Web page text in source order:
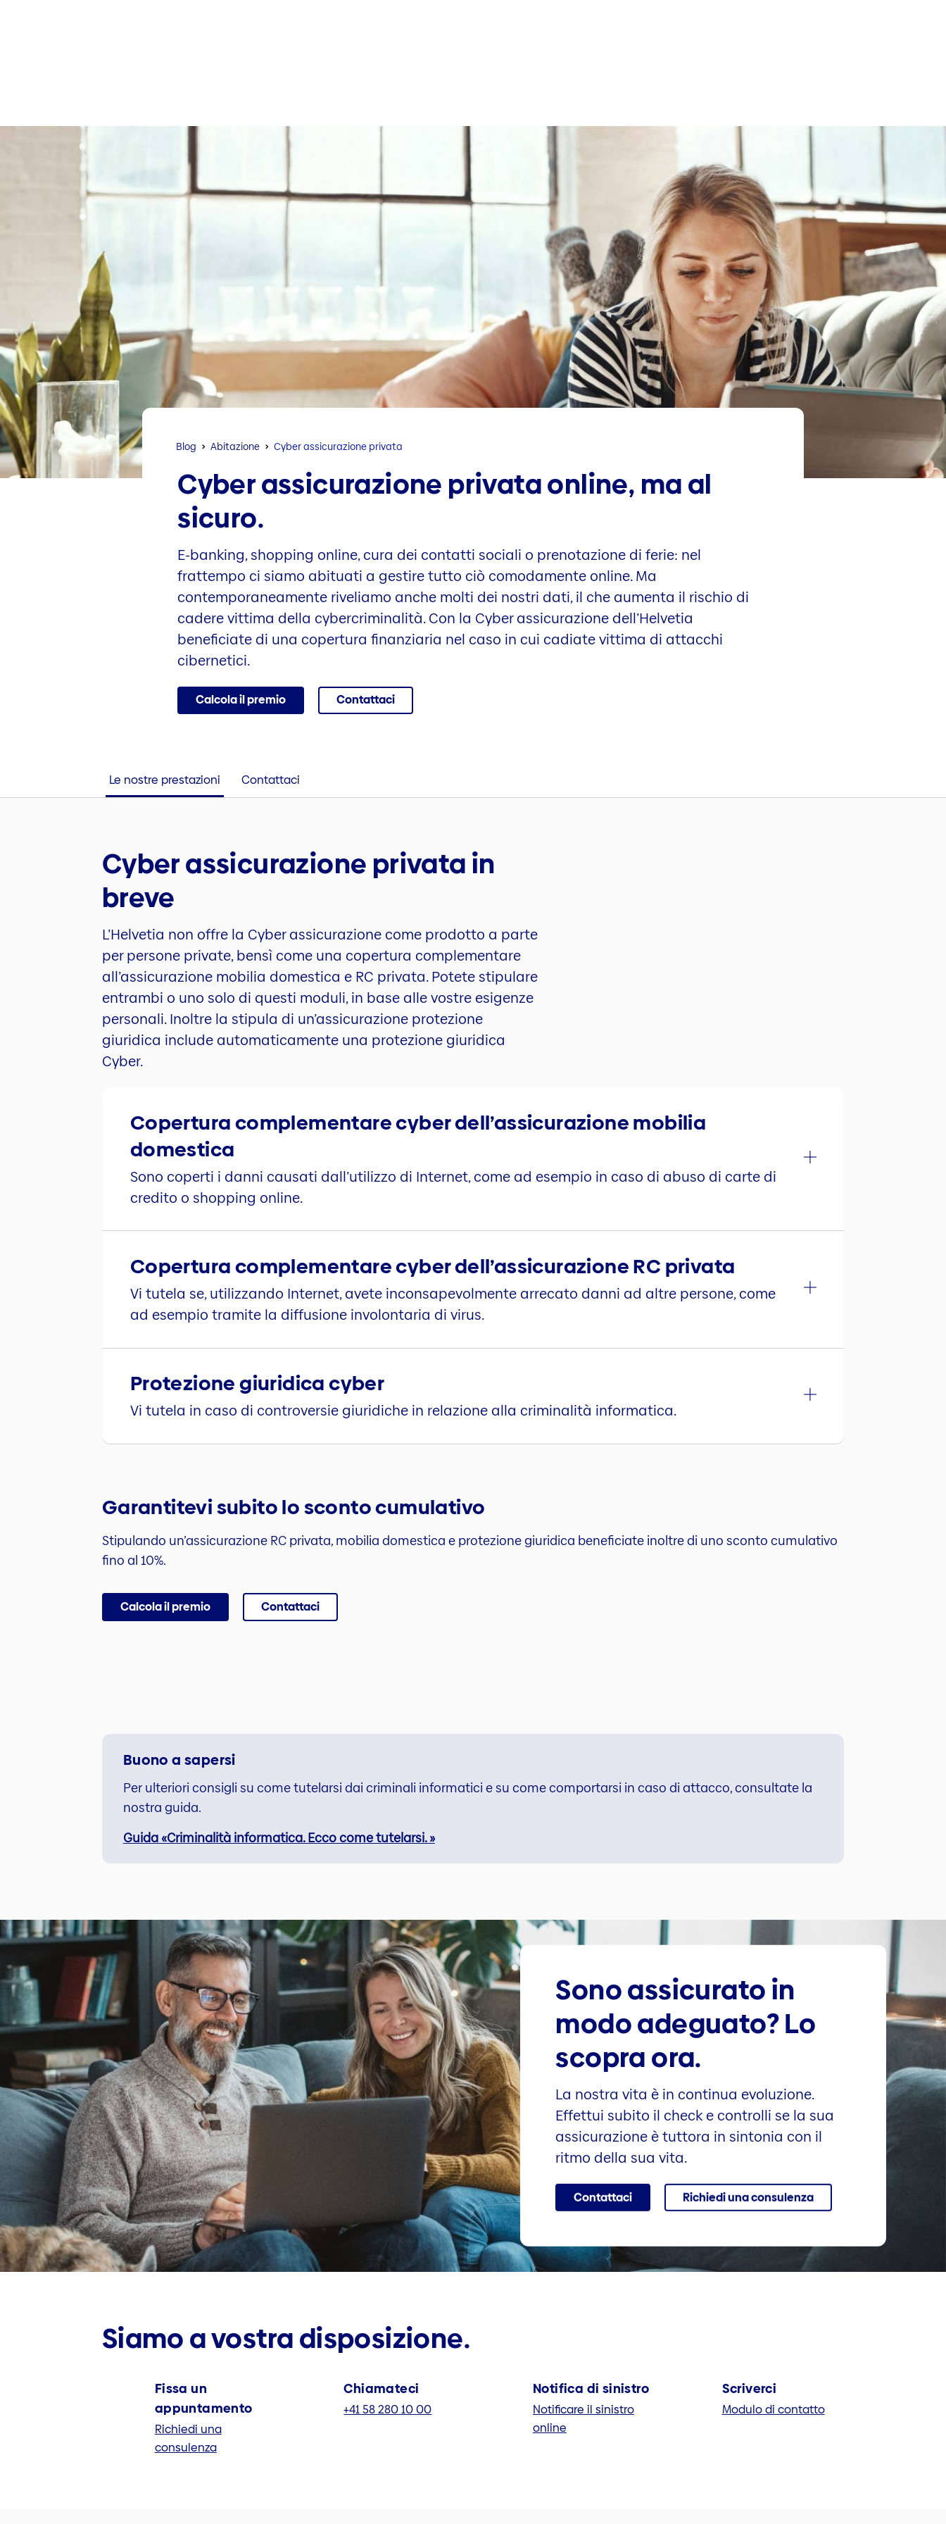
Blog Abitazione Cyber assicurazione privata
Cyber assicurazione privata online, ma al
sicuro.
E-banking, shopping online, cura dei contatti sociali o prenotazione di ferie: nel
frattempo ci siamo abituati a gestire tutto ciò comodamente online. Ma
contemporaneamente riveliamo anche molti dei nostri dati, il che aumenta il rischio di
cadere vittima della cybercriminalità. Con la Cyber assicurazione dell’Helvetia
beneficiate di una copertura finanziaria nel caso in cui cadiate vittima di attacchi
cibernetici.
Calcola il premio Contattaci
Le nostre prestazioni Contattaci
Cyber assicurazione privata in
breve
L’Helvetia non offre la Cyber assicurazione come prodotto a parte
per persone private, bensì come una copertura complementare
all’assicurazione mobilia domestica e RC privata. Potete stipulare
entrambi o uno solo di questi moduli, in base alle vostre esigenze
personali. Inoltre la stipula di un’assicurazione protezione
giuridica include automaticamente una protezione giuridica
Cyber.
Copertura complementare cyber dell’assicurazione mobilia
domestica
Sono coperti i danni causati dall’utilizzo di Internet, come ad esempio in caso di abuso di carte di
credito o shopping online.
Copertura complementare cyber dell’assicurazione RC privata
Vi tutela se, utilizzando Internet, avete inconsapevolmente arrecato danni ad altre persone, come
ad esempio tramite la diffusione involontaria di virus.
Protezione giuridica cyber
Vi tutela in caso di controversie giuridiche in relazione alla criminalità informatica.
Garantitevi subito lo sconto cumulativo
Stipulando un’assicurazione RC privata, mobilia domestica e protezione giuridica beneficiate inoltre di uno sconto cumulativo
fino al 10%.
Calcola il premio Contattaci
Buono a sapersi
Per ulteriori consigli su come tutelarsi dai criminali informatici e su come comportarsi in caso di attacco, consultate la
nostra guida.
Guida «Criminalità informatica. Ecco come tutelarsi. »
Sono assicurato in
modo adeguato? Lo
scopra ora.
La nostra vita è in continua evoluzione.
Effettui subito il check e controlli se la sua
assicurazione è tuttora in sintonia con il
ritmo della sua vita.
Contattaci Richiedi una consulenza
Siamo a vostra disposizione.
Fissa un
appuntamento
Richiedi una
consulenza
Chiamateci
+41 58 280 10 00
Notifica di sinistro
Notificare il sinistro
online
Scriverci
Modulo di contatto